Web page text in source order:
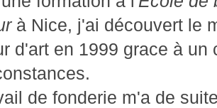
à Nice, j'ai découvert le
d'art en 1999 grace à un
de fonderie m'a de